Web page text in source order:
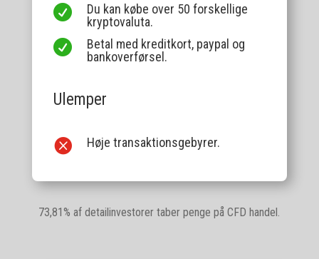

Du kan købe over 50 forskellige
kryptovaluta.

Betal med kreditkort, paypal og
bankoverførsel.
Ulemper
 Høje transaktionsgebyrer.
73,81% af detailinvestorer taber penge på CFD handel.